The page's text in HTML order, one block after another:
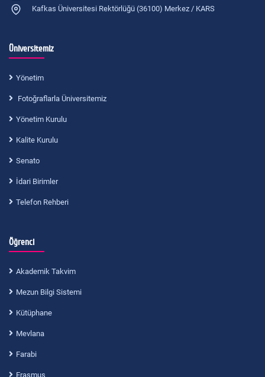
Kafkas Üniversitesi Rektörlüğü (36100) Merkez / KARS
Üniversitemiz
Yönetim
Fotoğraflarla Üniversitemiz
Yönetim Kurulu
Kalite Kurulu
Senato
İdari Birimler
Telefon Rehberi
Öğrenci
Akademik Takvim
Mezun Bilgi Sistemi
Kütüphane
Mevlana
Farabi
Erasmus